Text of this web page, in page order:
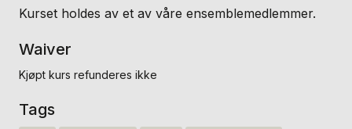
Kurset holdes av et av våre ensemblemedlemmer.
Waiver
Kjøpt kurs refunderes ikke
Tags